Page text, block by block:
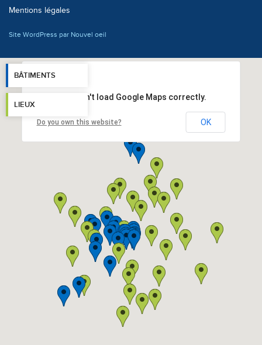
Mentions légales
Site WordPress par Nouvel oeil
BÂTIMENTS
LIEUX
This page can't load Google Maps correctly.
Do you own this website? OK